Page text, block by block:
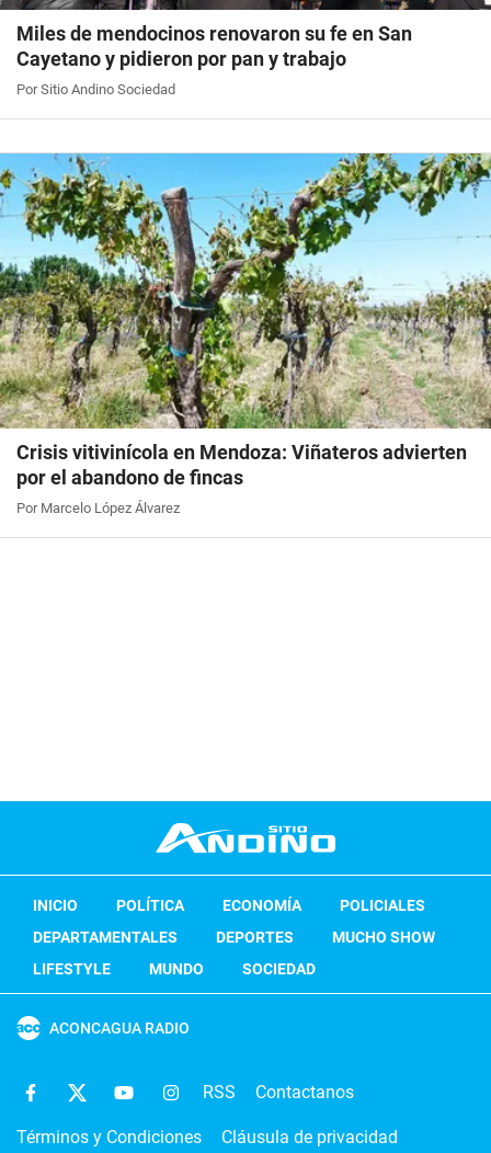
Miles de mendocinos renovaron su fe en San
Cayetano y pidieron por pan y trabajo
Por Sitio Andino Sociedad
Crisis vitivinícola en Mendoza: Viñateros advierten
por el abandono de fincas
Por Marcelo López Álvarez
INICIO POLÍTICA ECONOMÍA
POLICIALES
DEPARTAMENTALES
DEPORTES
MUCHO SHOW
LIFESTYLE
MUNDO SOCIEDAD
ACONCAGUA RADIO
RSS Contactanos
Términos y Condiciones Cláusula de privacidad